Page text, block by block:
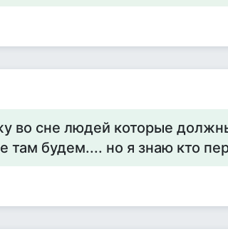
во сне людей которые
там будем.... но я знаю кто